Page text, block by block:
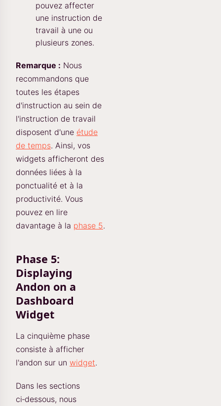
pouvez affecter
une instruction de
travail à une ou
plusieurs zones.
Remarque : Nous
recommandons que
toutes les étapes
d'instruction au sein de
l'instruction de travail
disposent d'une étude
de temps. Ainsi, vos
widgets afficheront des
données liées à la
ponctualité et à la
productivité. Vous
pouvez en lire
davantage à la phase 5.
Phase 5:
Displaying
Andon on a
Dashboard
Widget
La cinquième phase
consiste à afficher
l'andon sur un widget.
Dans les sections
ci‑dessous, nous